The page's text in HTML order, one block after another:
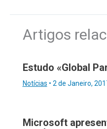
Artigos
Estudo «Global
Notícias • 2 de Janeiro,
Microsoft